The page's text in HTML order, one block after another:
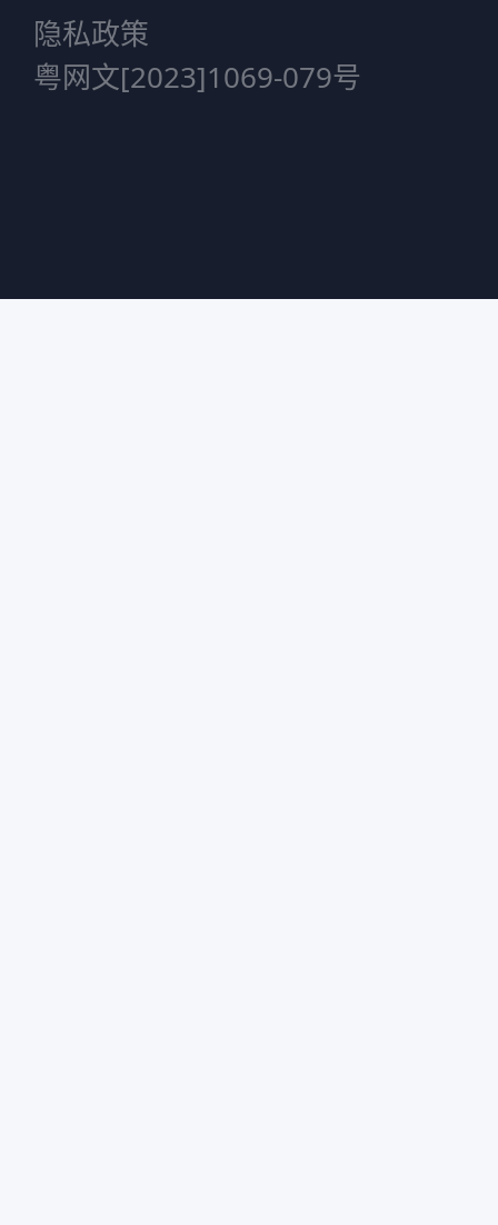
隐私政策
粤网文[2023]1069-079号